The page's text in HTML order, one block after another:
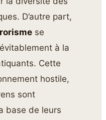
D’autre part,
se
à la
Cette
hostile,
sont
base de leurs